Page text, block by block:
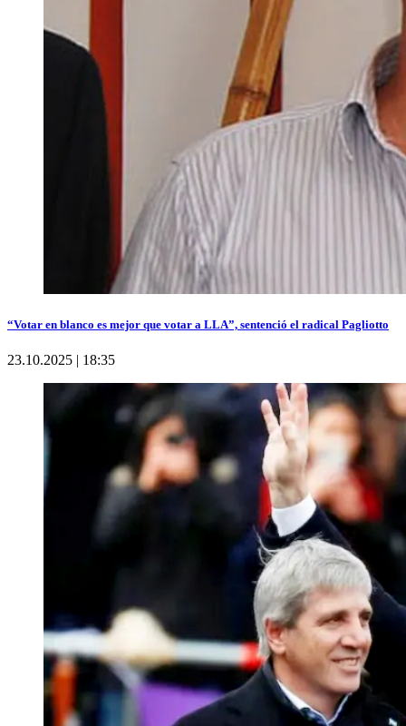
“Votar en blanco es mejor que votar a LLA”, sentenció el radical Pagliotto
23.10.2025 | 18:35